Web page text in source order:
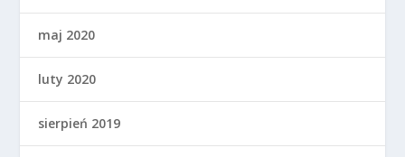
maj 2020
luty 2020
sierpień 2019